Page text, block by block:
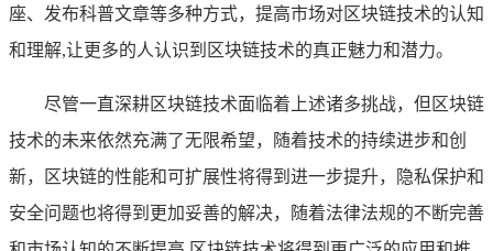
座、发布科普文章等多种方式，提高市场对区块链技术的认知
和理解,让更多的人认识到区块链技术的真正魅力和潜力。
尽管一直深耕区块链技术面临着上述诸多挑战，但区块链
技术的未来依然充满了无限希望，随着技术的持续进步和创
新，区块链的性能和可扩展性将得到进一步提升，隐私保护和
安全问题也将得到更加妥善的解决，随着法律法规的不断完善